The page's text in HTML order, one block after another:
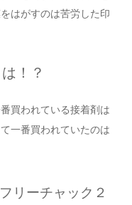
はがすのは苦労した印
！？
買われている接着剤は
一番買われていたのは
ーチャック２